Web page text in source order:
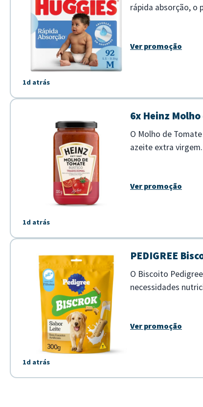
1d atrás
rápida absorção, o
Ver promoção
1d atrás
6x Heinz
O Molho de
azeite extra
Ver promoção
1d atrás
PEDIGREE
O Biscoito
necessidades
Ver promoção